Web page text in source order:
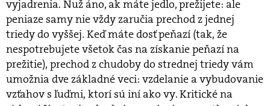
vyjadrenia. Nuž áno, ak máte jedlo, prežijete: ale
peniaze samy nie vždy zaručia prechod z jednej
triedy do vyššej. Keď máte dosť peňazí (tak, že
nespotrebujete všetok čas na získanie peňazí na
prežitie), prechod z chudoby do strednej triedy vám
umožnia dve základné veci: vzdelanie a vybudovanie
vzťahov s ľuďmi, ktorí sú iní ako vy. Kritické na